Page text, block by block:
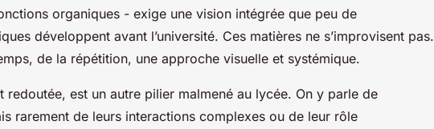
organiques - exige une vision intégrée que peu de
développent avant l’université. Ces matières ne s’improvisent pas.
de la répétition, une approche visuelle et systémique.
redoutée, est un autre pilier malmené au lycée. On y parle de
rarement de leurs interactions complexes ou de leur rôle